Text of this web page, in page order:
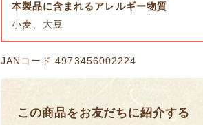
本製品に含まれるアレルギー物質
小麦、大豆
JANコード 4973456002224
この商品をお友だちに紹介する